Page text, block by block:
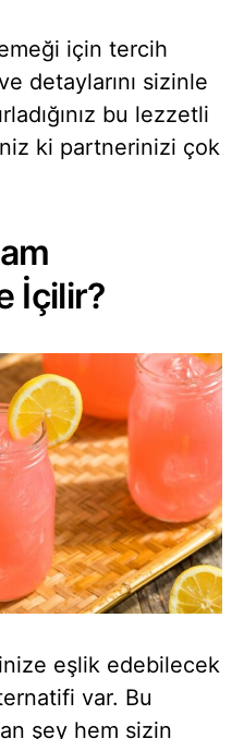
için tercih
detaylarını sizinle
bu lezzetli
ki partnerinizi çok
İçilir?
eşlik edebilecek
var. Bu
şey hem sizin